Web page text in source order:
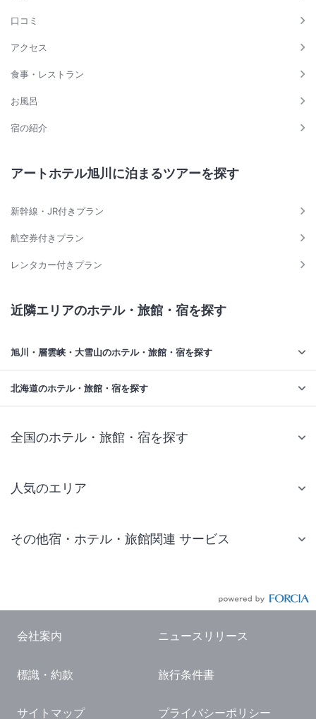
口コミ
アクセス
食事・レストラン
お風呂
宿の紹介
アートホテル旭川に泊まるツアーを探す
新幹線・JR付きプラン
航空券付きプラン
レンタカー付きプラン
近隣エリアのホテル・旅館・宿を探す
旭川・層雲峡・大雪山のホテル・旅館・宿を探す
北海道のホテル・旅館・宿を探す
全国のホテル・旅館・宿を探す
人気のエリア
仙台 ホテル
東京ドーム ホテル
横浜 ホテル
熱海 ホテル
その他宿・ホテル・旅館関連 サービス
国内観光ガイド
旅行・観光情報
会社案内 ニュースリリース
標識・約款 旅行条件書
サイトマップ プライバシーポリシー